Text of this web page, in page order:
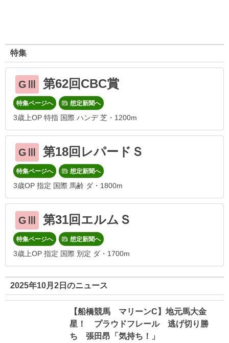
特集
GⅢ 第62回CBC賞
特集ページへ 想定新聞へ
3歳上OP 特指 国際 ハンデ 芝・1200m
GⅢ 第18回レパードＳ
特集ページへ 想定新聞へ
3歳OP 指定 国際 馬齢 ダ・1800m
GⅢ 第31回エルムＳ
特集ページへ 想定新聞へ
3歳上OP 指定 国際 別定 ダ・1700m
2025年10月2日のニュース
【船橋競馬 マリーンC】地元馬大金
星！ プラウドフレール 逃げ切り勝
ち 張田昂「気持ち！」